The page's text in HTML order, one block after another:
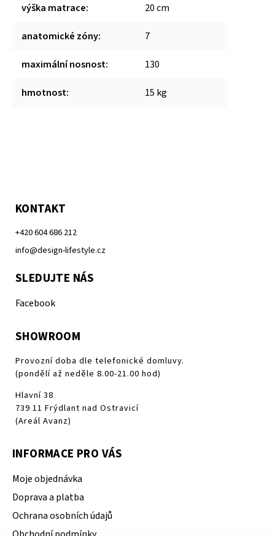
výška matrace: 20 cm
anatomické zóny: 7
maximální nosnost: 130
hmotnost: 15 kg
KONTAKT
+420 604 686 212
info@design-lifestyle.cz
SLEDUJTE NÁS
Facebook
SHOWROOM
Provozní doba dle telefonické domluvy.
(pondělí až neděle 8.00-21.00 hod)
Hlavní 38
739 11 Frýdlant nad Ostravicí
(Areál Avanz)
INFORMACE PRO VÁS
Moje objednávka
Doprava a platba
Ochrana osobních údajů